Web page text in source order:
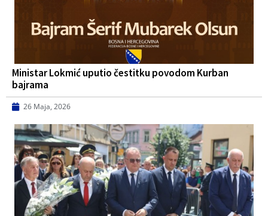
Ministar Lokmić uputio čestitku povodom Kurban
bajrama
26 Maja, 2026